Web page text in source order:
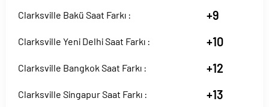
Clarksville Bakü Saat Farkı : +9
Clarksville Yeni Delhi Saat Farkı : +10
Clarksville Bangkok Saat Farkı : +12
Clarksville Singapur Saat Farkı : +13